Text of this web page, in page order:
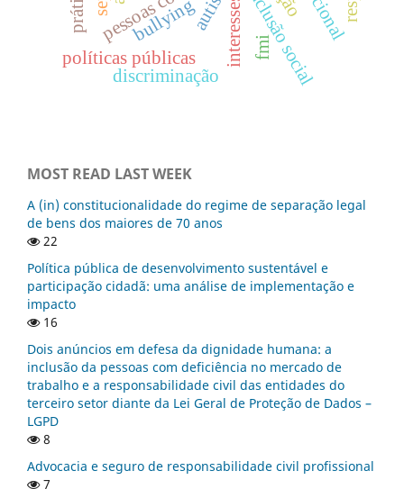
inclusão social
políticas públicas
bullying
fmi
interesses
discriminação
MOST READ LAST WEEK
A (in) constitucionalidade do regime de separação legal
de bens dos maiores de 70 anos
22
Política pública de desenvolvimento sustentável e
participação cidadã: uma análise de implementação e
impacto
16
Dois anúncios em defesa da dignidade humana: a
inclusão da pessoas com deficiência no mercado de
trabalho e a responsabilidade civil das entidades do
terceiro setor diante da Lei Geral de Proteção de Dados –
LGPD
8
Advocacia e seguro de responsabilidade civil profissional
7